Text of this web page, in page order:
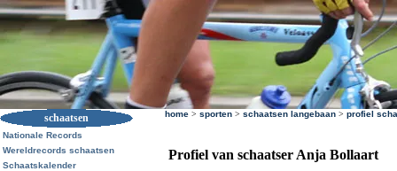
schaatsen
Nationale Records
Wereldrecords schaatsen
Schaatskalender
home > sporten > schaatsen langebaan > profiel
Profiel van schaatser Anja Bollaart